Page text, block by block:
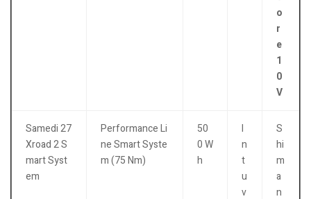
o
r
e
1
0
V
Samedi 27
Xroad 2 S
mart Syst
em
Performance Li
ne Smart Syste
m (75 Nm)
50
0 W
h
I
n
t
u
v
S
hi
m
a
n